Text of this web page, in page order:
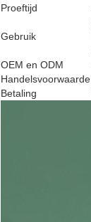
Proeftijd
Gebruik
OEM en ODM
Handelsvoorwaarde
Betaling